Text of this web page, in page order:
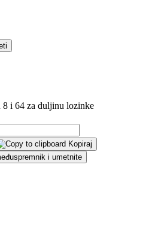
i 64 za duljinu lozinke
Kopiraj
i umetnite